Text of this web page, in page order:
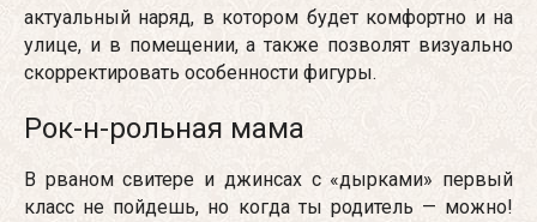
актуальный наряд, в котором будет комфортно и на
улице, и в помещении, а также позволят визуально
скорректировать особенности фигуры.
Рок-н-рольная мама
В рваном свитере и джинсах с «дырками» первый
класс не пойдешь, но когда ты родитель — можно!